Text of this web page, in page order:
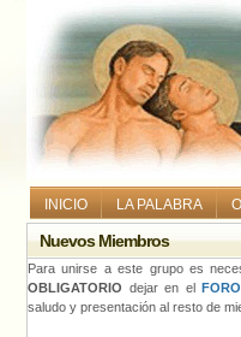
INICIO LA PALABRA
Nuevos Miembros
Para unirse a este grupo es
OBLIGATORIO dejar en el FORO
saludo y presentación al resto de